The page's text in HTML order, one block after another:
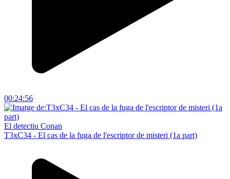
00:24:56
El detectiu Conan
T3xC34 - El cas de la fuga de l'escriptor de misteri (1a part)